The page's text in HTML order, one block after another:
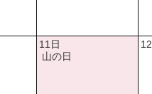
11日
山の日